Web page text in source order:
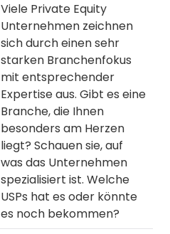
Viele Private Equity
Unternehmen zeichnen
sich durch einen sehr
starken Branchenfokus
mit entsprechender
Expertise aus. Gibt es eine
Branche, die Ihnen
besonders am Herzen
liegt? Schauen sie, auf
was das Unternehmen
spezialisiert ist. Welche
USPs hat es oder könnte
es noch bekommen?